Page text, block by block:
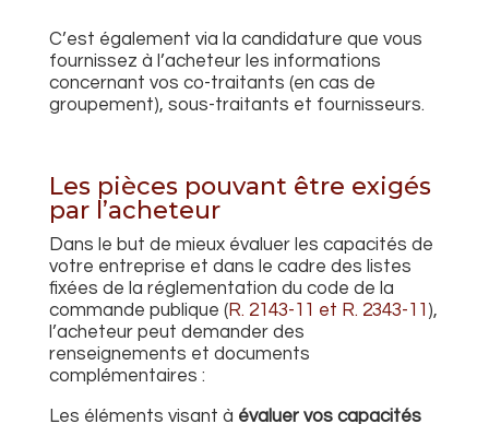
C’est également via la candidature que vous
fournissez à l’acheteur les informations
concernant vos co-traitants (en cas de
groupement), sous-traitants et fournisseurs.
Les pièces pouvant être exigés
par l’acheteur
Dans le but de mieux évaluer les capacités de
votre entreprise et dans le cadre des listes
fixées de la réglementation du code de la
commande publique (R. 2143-11 et R. 2343-11 ),
l’acheteur peut demander des
renseignements et documents
complémentaires :
Les éléments visant à évaluer vos capacités